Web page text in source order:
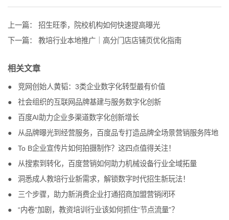
上一篇：
招生旺季，院校机构如何快速提高曝光
下一篇：
教培行业本地推广｜高分门店店铺页优化指南
相关文章
竞网创始人黄韬：3类企业数字化转型最有价值
社会组织的互联网品牌基建与服务数字化创新
百度AI助力企业多渠道数字化创新增长
从品牌曝光到经营服务，百度品专打造品牌全场景营销服务阵地
To B企业宣传片如何拍摄制作？这四点值得关注！
从搜索到转化，百度营销如何助力机械设备行业全域拓量
洞悉成人教培行业新需求，解锁数字时代招生新玩法！
三个步骤，助力新消费企业打通招商加盟营销闭环
“内卷”加剧，教资培训行业该如何抓住“节点流量”？